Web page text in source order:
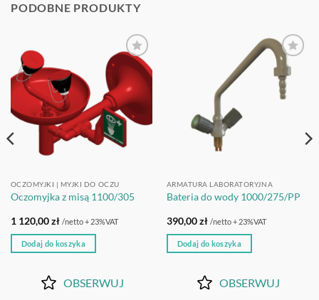
PODOBNE PRODUKTY
OBSERWUJ
OCZOMYJKI | MYJKI DO OCZU
Oczomyjka z misą 1100/305
1 120,00zł /netto + 23%VAT
Dodaj do koszyka
OBSERWUJ
OBSERWUJ
ARMATURA LABORATORYJNA
Bateria do wody 1000/275/PP
390,00zł /netto + 23%VAT
Dodaj do koszyka
OBSERWUJ